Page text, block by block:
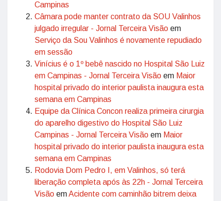
Campinas
Câmara pode manter contrato da SOU Valinhos
julgado irregular - Jornal Terceira Visão em
Serviço da Sou Valinhos é novamente repudiado
em sessão
Vinícius é o 1º bebê nascido no Hospital São Luiz
em Campinas - Jornal Terceira Visão em Maior
hospital privado do interior paulista inaugura esta
semana em Campinas
Equipe da Clínica Concon realiza primeira cirurgia
do aparelho digestivo do Hospital São Luiz
Campinas - Jornal Terceira Visão em Maior
hospital privado do interior paulista inaugura esta
semana em Campinas
Rodovia Dom Pedro I, em Valinhos, só terá
liberação completa após às 22h - Jornal Terceira
Visão emAcidente com caminhão bitrem deixa